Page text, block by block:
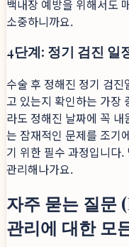
백내장 예방을 위해서도
소중하니까요.
4단계: 정기 검진 일
수술 후 정해진 정기 검
고 있는지 확인하는 가장
라도 정해진 날짜에 꼭
는 잠재적인 문제를 조기
기 위한 필수 과정입니다.
관리해나가요.
자주 묻는 질문
관리에 대한 모